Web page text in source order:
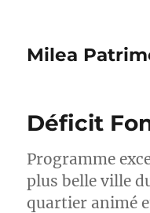
Milea
Déficit
Programme
plus belle ville
quartier animé